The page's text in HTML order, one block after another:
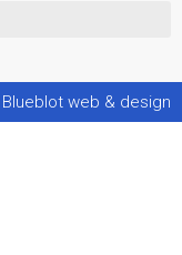
Blueblot web & design